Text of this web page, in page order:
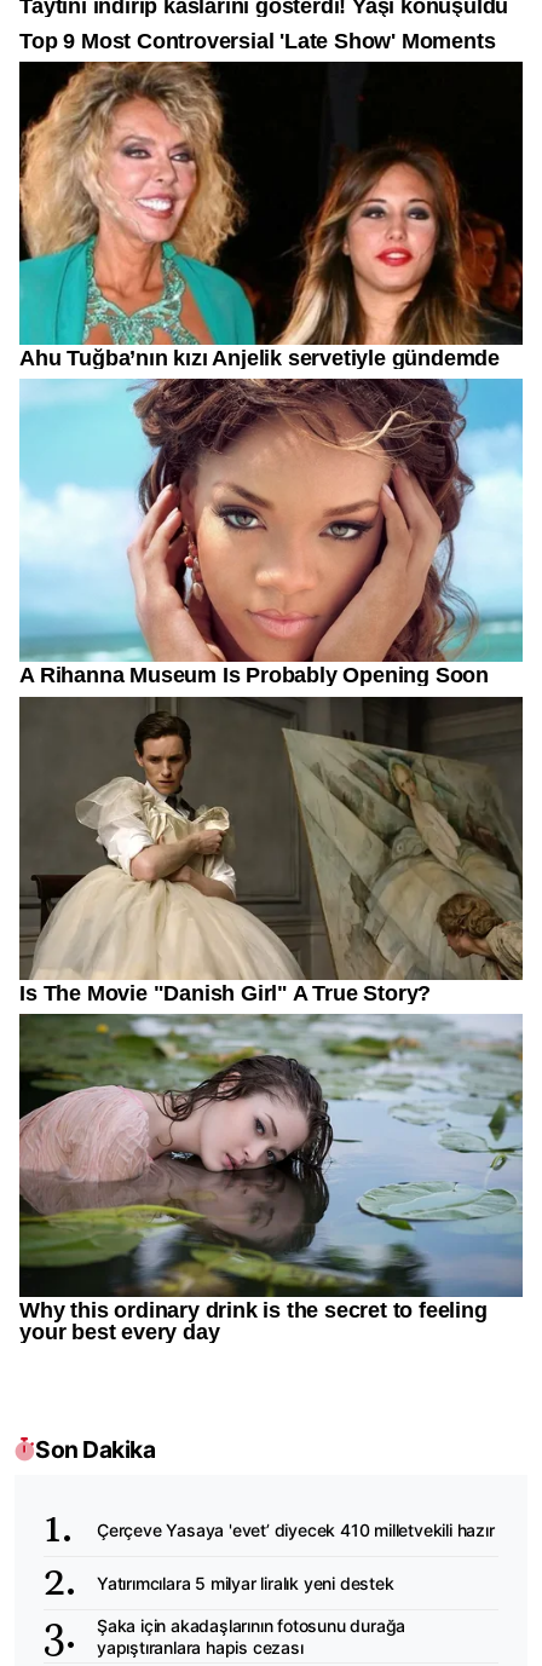
Son Dakika
Çerçeve Yasaya 'evet’ diyecek 410 milletvekili hazır
Yatırımcılara 5 milyar liralık yeni destek
Şaka için akadaşlarının fotosunu durağa
yapıştıranlara hapis cezası